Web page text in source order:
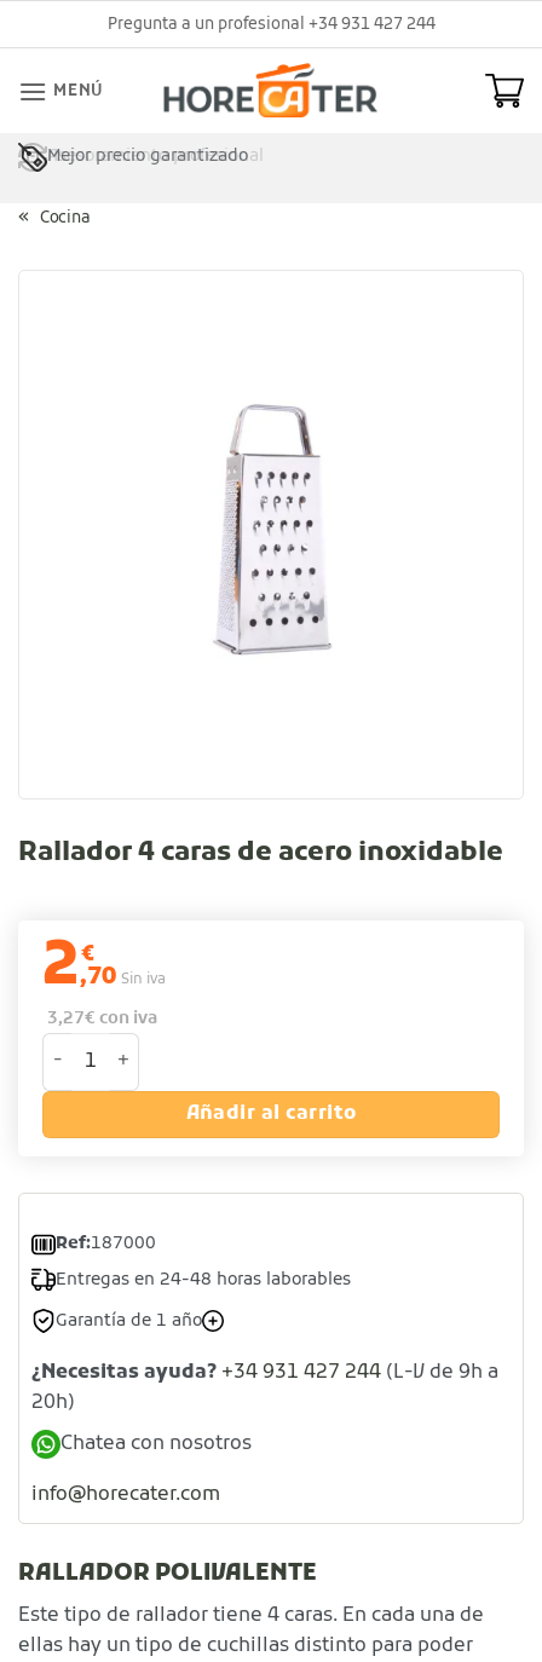
al
Pregunta a un profesional +34 931 427 244
MENÚ
Mejor precio garantizado
Asesoramiento profesional
Cocina
Rallador 4 caras de acero inoxidable
2€
,70 Sin iva
3,27€ con iva
Rallador 4 caras de acero inoxidable cantidad
Añadir al carrito
Ref:187000
Entregas en 24-48 horas laborables
Garantía de 1 año
¿Necesitas ayuda? +34 931 427 244 (L-V de 9h a
20h)
Chatea con nosotros
info@horecater.com
RALLADOR POLIVALENTE
Este tipo de rallador tiene 4 caras. En cada una de
ellas hay un tipo de cuchillas distinto para poder